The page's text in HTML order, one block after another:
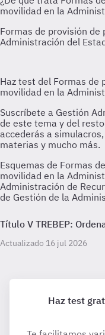
Esquemas de Formas
movilidad en la
Administración de
de Gestión de la
Título V TREBEP:
Actualizado 16 jul 2026
Haz test